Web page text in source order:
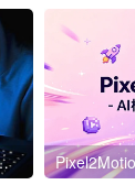
简单的防CC攻击拦截？